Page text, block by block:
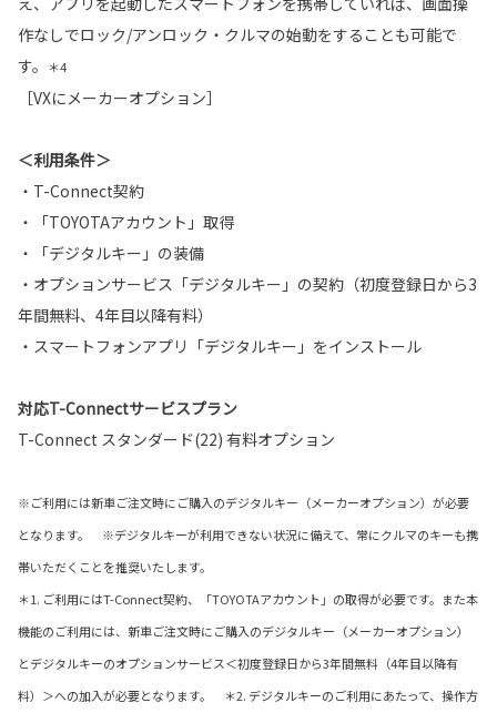
作なしでロック/アンロック・クルマの始動をすることも可能で
す。
＊4
［VXにメーカーオプション］
＜利用条件＞
・T-Connect契約
・「TOYOTAアカウント」取得
・「デジタルキー」の装備
・オプションサービス「デジタルキー」の契約（初度登録日から3
年間無料、4年目以降有料）
・スマートフォンアプリ「デジタルキー」をインストール
対応T-Connectサービスプラン
T-Connect スタンダード(22) 有料オプション
※ご利用には新車ご注文時にご購入のデジタルキー（メーカーオプション）が必要
となります。 ※デジタルキーが利用できない状況に備えて、常にクルマのキーも携
帯いただくことを推奨いたします。
＊1. ご利用にはT-Connect契約、「TOYOTAアカウント」の取得が必要です。また本
機能のご利用には、新車ご注文時にご購入のデジタルキー（メーカーオプション）
とデジタルキーのオプションサービス＜初度登録日から3年間無料（4年目以降有
料）＞への加入が必要となります。 ＊2. デジタルキーのご利用にあたって、操作方